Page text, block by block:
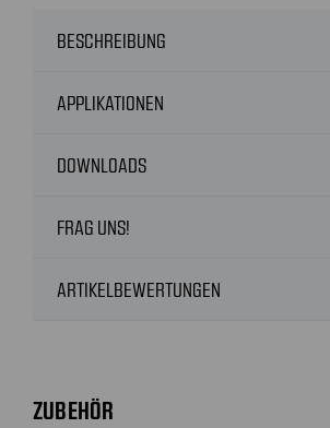
BESCHREIBUNG
APPLIKATIONEN
DOWNLOADS
FRAG UNS!
ARTIKELBEWERTUNGEN
ZUBEHÖR